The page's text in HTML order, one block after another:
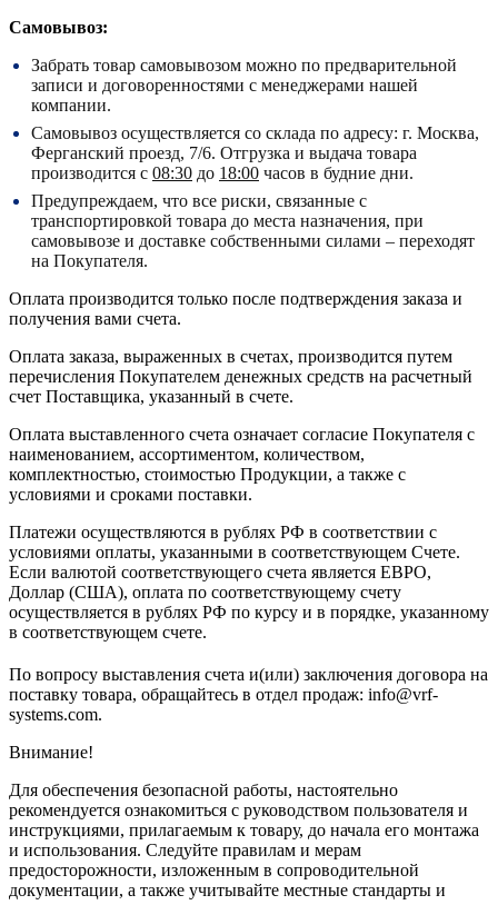
Самовывоз:
Забрать товар самовывозом можно по предварительной
записи и договоренностями с менеджерами нашей
компании.
Самовывоз осуществляется со склада по адресу: г. Москва,
Ферганский проезд, 7/6. Отгрузка и выдача товара
производится с 08:30 до 18:00 часов в будние дни.
Предупреждаем, что все риски, связанные с
транспортировкой товара до места назначения, при
самовывозе и доставке собственными силами – переходят
на Покупателя.
Оплата производится только после подтверждения заказа и
получения вами счета.
Оплата заказа, выраженных в счетах, производится путем
перечисления Покупателем денежных средств на расчетный
счет Поставщика, указанный в счете.
Оплата выставленного счета означает согласие Покупателя с
наименованием, ассортиментом, количеством,
комплектностью, стоимостью Продукции, а также с
условиями и сроками поставки.
Платежи осуществляются в рублях РФ в соответствии с
условиями оплаты, указанными в соответствующем Счете.
Если валютой соответствующего счета является ЕВРО,
Доллар (США), оплата по соответствующему cчету
осуществляется в рублях РФ по курсу и в порядке, указанному
в соответствующем cчете.
По вопросу выставления счета и(или) заключения договора на
поставку товара, обращайтесь в отдел продаж: info@vrf-
systems.com.
Внимание!
Для обеспечения безопасной работы, настоятельно
рекомендуется ознакомиться с руководством пользователя и
инструкциями, прилагаемым к товару, до начала его монтажа
и использования. Следуйте правилам и мерам
предосторожности, изложенным в сопроводительной
документации, а также учитывайте местные стандарты и